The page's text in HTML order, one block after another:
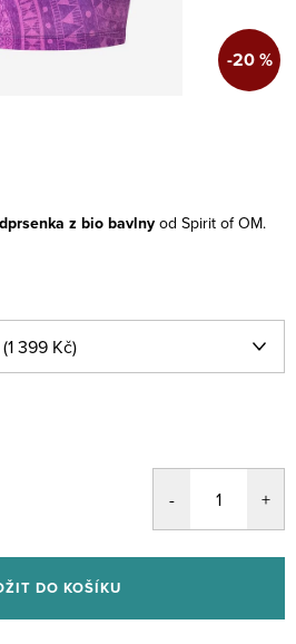
-20 %
z bio bavlnyod Spirit of OM.
DO KOŠÍKU